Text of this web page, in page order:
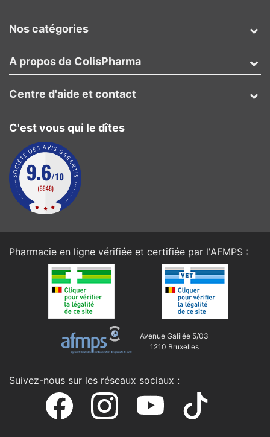
Nos catégories
A propos de ColisPharma
C'est vous qui le dîtes
Centre d'aide et contact
Pharmacie en ligne vérifiée et certifiée par l'AFMPS :
Avenue Galilée 5/03
1210 Bruxelles
Suivez-nous sur les réseaux sociaux :